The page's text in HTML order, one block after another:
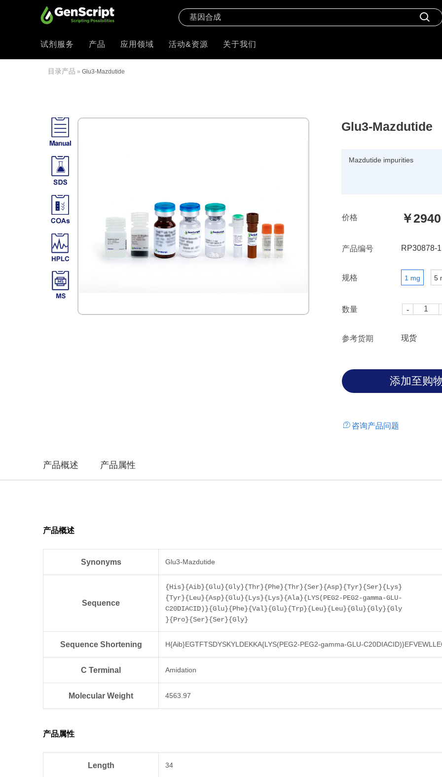
试剂服务 产品 应用领域 活动&资源 关于我们
目录产品 » Glu3-Mazdutide
Glu3-Mazdutide
Mazdutide impurities
价格 ￥2940
产品编号 RP30878-1
规格 1 mg 5
数量
参考货期 现货
咨询产品问题
产品概述 产品属性
产品概述
Synonyms Glu3-Mazdutide
Sequence
{His}{Aib}{Glu}{Gly}{Thr}{Phe}{Thr}{Ser}{Asp}{Tyr}{Ser}{Lys}
{Tyr}{Leu}{Asp}{Glu}{Lys}{Lys}{Ala}{LYS(PEG2-PEG2-gamma-GLU-
C20DIACID)}{Glu}{Phe}{Val}{Glu}{Trp}{Leu}{Leu}{Glu}{Gly}{Gly
}{Pro}{Ser}{Ser}{Gly}
Sequence Shortening H{Aib}EGTFTSDYSKYLDEKKA{LYS(PEG2-PEG2-gamma-GLU-
C Terminal Amidation
Molecular Weight 4563.97
产品属性
Length 34